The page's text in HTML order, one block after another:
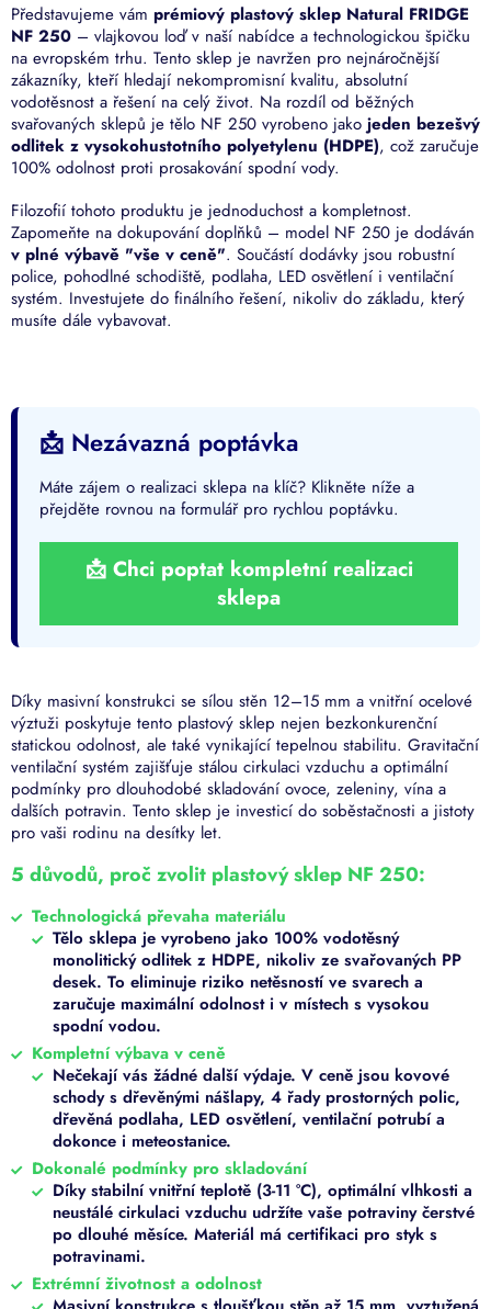
Představujeme vám prémiový plastový sklep Natural FRIDGE
NF 250 – vlajkovou loď v naší nabídce a technologickou špičku
na evropském trhu. Tento sklep je navržen pro nejnáročnější
zákazníky, kteří hledají nekompromisní kvalitu, absolutní
vodotěsnost a řešení na celý život. Na rozdíl od běžných
svařovaných sklepů je tělo NF 250 vyrobeno jako jeden bezešvý
odlitek z vysokohustotního polyetylenu (HDPE), což zaručuje
100% odolnost proti prosakování spodní vody.
Filozofií tohoto produktu je jednoduchost a kompletnost.
Zapomeňte na dokupování doplňků – model NF 250 je dodáván
v plné výbavě "vše v ceně". Součástí dodávky jsou robustní
police, pohodlné schodiště, podlaha, LED osvětlení i ventilační
systém. Investujete do finálního řešení, nikoliv do základu, který
musíte dále vybavovat.
📩 Nezávazná poptávka
Máte zájem o realizaci sklepa na klíč? Klikněte níže a
přejděte rovnou na formulář pro rychlou poptávku.
📩 Chci poptat kompletní realizaci
sklepa
Díky masivní konstrukci se sílou stěn 12–15 mm a vnitřní ocelové
výztuži poskytuje tento plastový sklep nejen bezkonkurenční
statickou odolnost, ale také vynikající tepelnou stabilitu. Gravitační
ventilační systém zajišťuje stálou cirkulaci vzduchu a optimální
podmínky pro dlouhodobé skladování ovoce, zeleniny, vína a
dalších potravin. Tento sklep je investicí do soběstačnosti a jistoty
pro vaši rodinu na desítky let.
5 důvodů, proč zvolit plastový sklep NF 250:
Technologická převaha materiálu
Tělo sklepa je vyrobeno jako 100% vodotěsný
monolitický odlitek z HDPE, nikoliv ze svařovaných PP
desek. To eliminuje riziko netěsností ve svarech a
zaručuje maximální odolnost i v místech s vysokou
spodní vodou.
Kompletní výbava v ceně
Nečekají vás žádné další výdaje. V ceně jsou kovové
schody s dřevěnými nášlapy, 4 řady prostorných polic,
dřevěná podlaha, LED osvětlení, ventilační potrubí a
dokonce i meteostanice.
Dokonalé podmínky pro skladování
Díky stabilní vnitřní teplotě (3-11 °C), optimální vlhkosti a
neustálé cirkulaci vzduchu udržíte vaše potraviny čerstvé
po dlouhé měsíce. Materiál má certifikaci pro styk s
potravinami.
Extrémní životnost a odolnost